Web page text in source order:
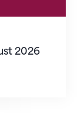
2026